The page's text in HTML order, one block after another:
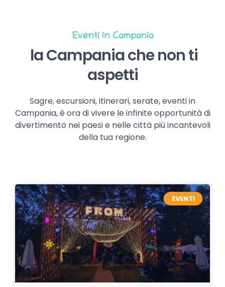
Eventi in Campania
la Campania che non ti
aspetti
Sagre, escursioni, itinerari, serate, eventi in
Campania, è ora di vivere le infinite opportunità di
divertimento nei paesi e nelle città più incantevoli
della tua regione.
EVENTI